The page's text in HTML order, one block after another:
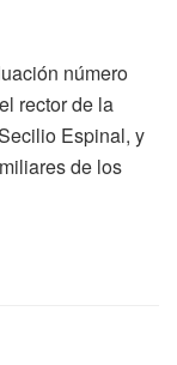
número
rector de la
Espinal, y
de los